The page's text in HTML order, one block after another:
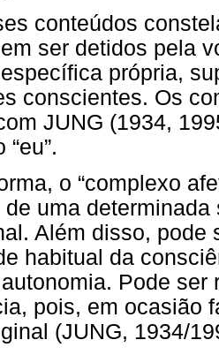
conteúdos
ser detidos pela
própria,
conscientes. Os
JUNG (1934,
o “complexo
de uma
Além disso,
habitual da
Pode
pois, em ocasião
(JUNG, 1934/